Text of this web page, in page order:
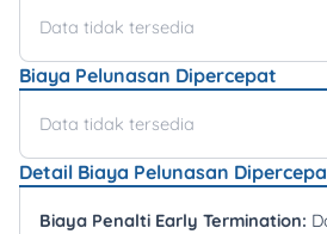
Data tidak tersedia
Biaya Pelunasan Dipercepat
Data tidak tersedia
Detail Biaya Pelunasan
Biaya Penalti Early Termination: